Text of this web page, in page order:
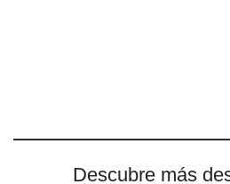
Descubre más